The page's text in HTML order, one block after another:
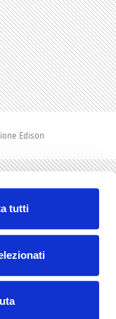
tutti
Edison